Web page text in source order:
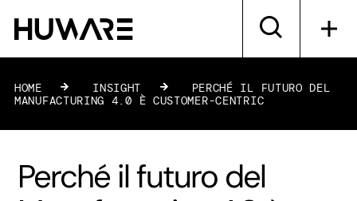
HOME » INSIGHT »
PERCHÉ IL FUTURO DEL
MANUFACTURING 4.0 È CUSTOMER-CENTRIC
Perché il futuro del